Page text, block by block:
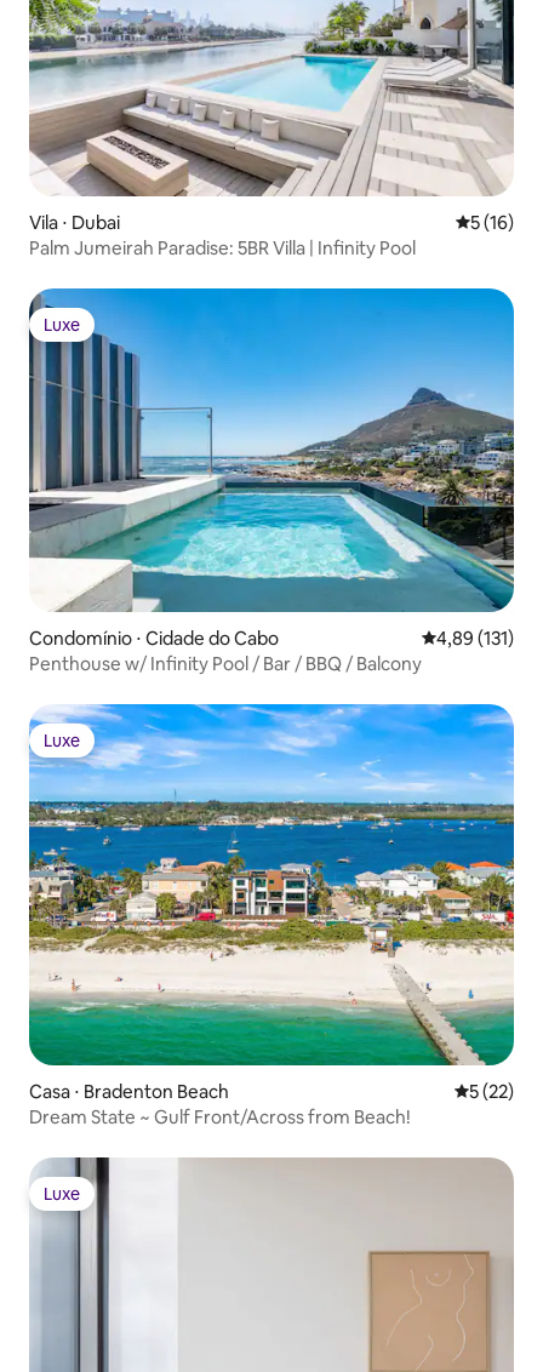
Vila ⋅ Dubai 5 de uma
5 (16)
Palm Jumeirah Paradise: 5BR Villa | Infinity Pool
Luxe
Luxe
Condomínio ⋅ Cidade do Cabo 4,89 de uma
4,89 (131)
Penthouse w/ Infinity Pool / Bar / BBQ / Balcony
Luxe
Luxe
Casa ⋅ Bradenton Beach 5 de uma
5 (22)
Dream State ~ Gulf Front/Across from Beach!
Luxe
Luxe